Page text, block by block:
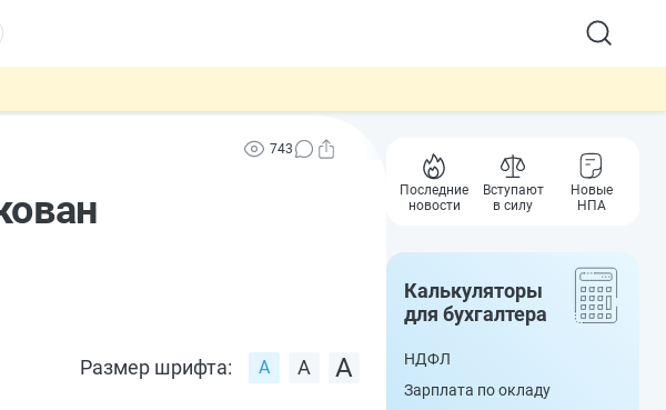
743
Размер шрифта:
Последние
новости
Вступают
в силу
Новые
НПА
Калькуляторы
для бухгалтера
НДФЛ
Зарплата по окладу